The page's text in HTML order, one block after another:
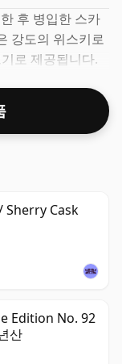
후 병입한 스카
강도의 위스키로
로 제공됩니다.
Sherry Cask
Edition No. 92
산